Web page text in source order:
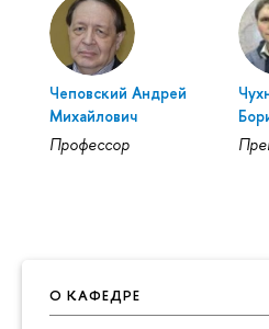
О КАФЕДРЕ
Чеповский Андрей
Михайлович
Профессор